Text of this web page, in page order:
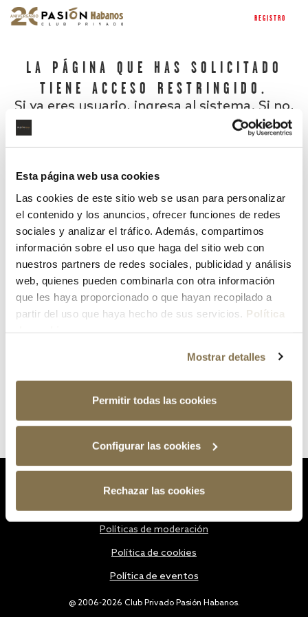
Esta página web usa cookies
Las cookies de este sitio web se usan para personalizar
el contenido y los anuncios, ofrecer funciones de redes
sociales y analizar el tráfico. Además, compartimos
información sobre el uso que haga del sitio web con
nuestros partners de redes sociales, publicidad y análisis
web, quienes pueden combinarla con otra información
que les haya proporcionado o que hayan recopilado a
partir del uso que haya hecho de sus servicios. Política
Mostrar detalles
Permitir todas las cookies
Configurar las cookies
Rechazar las cookies
REGISTRO
LA PÁGINA QUE HAS SOLICITADO
TIENE ACCESO RESTRINGIDO.
Si ya eres usuario, ingresa al sistema. Si no,
¿Has olvidado tu contraseña?
@ 2006-2026 Club Privado Pasión Habanos.
Políticas de moderación
Política de cookies
Política de eventos